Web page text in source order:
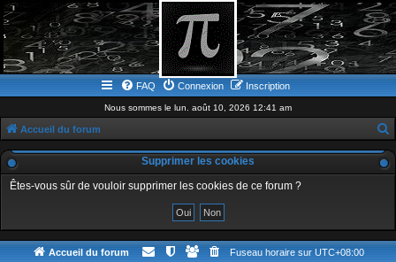
FAQ Connexion Inscription
Nous sommes le lun. août 10, 2026 12:41 am
Accueil du forum
e
r
Supprimer les cookies
Êtes-vous sûr de vouloir supprimer les cookies de ce forum ?
Accueil du forum Fuseau horaire sur UTC+08:00